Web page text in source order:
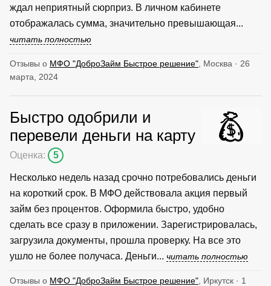
ждал неприятный сюрприз. В личном кабинете
отображалась сумма, значительно превышающая...
читать полностью
Отзывы о МФО "ДоброЗайм Быстрое решение" , Москва · 26
марта, 2024
Быстро одобрили и
перевели деньги на карту
Оценка: 5
Несколько недель назад срочно потребовались деньги
на короткий срок. В МФО действовала акция первый
займ без процентов. Оформила быстро, удобно
сделать все сразу в приложении. Зарегистрировалась,
загрузила документы, прошла проверку. На все это
ушло не более получаса. Деньги... читать полностью
Отзывы о МФО "ДоброЗайм Быстрое решение" , Иркутск · 1